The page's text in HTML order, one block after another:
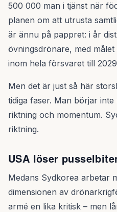
500 000 man i tjänst när
planen om att utrusta
är ännu på pappret: i år
övningsdrönare, med
inom hela försvaret till
Men det är just så här
tidiga faser. Man börjar
riktning och momentum.
riktning.
USA löser
Medans Sydkorea arbetar
dimensionen av
armé en lika kritisk – men